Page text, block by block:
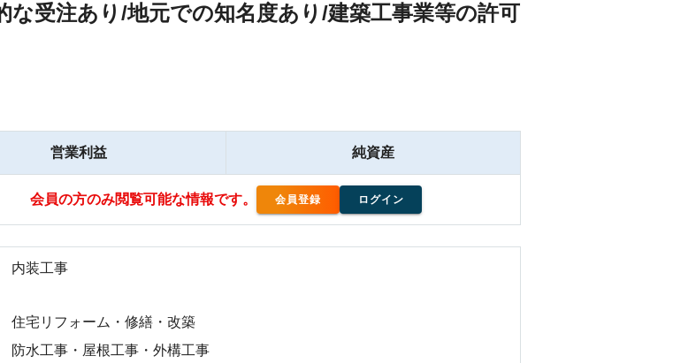
な受注あり/地元での知名度あり/建築工事業等の許可
営業利益
会員の方のみ閲覧可能な情報です。 会員登録 ログイン
純資産
内装工事
宅リフォーム・修繕・改築
水工事・屋根工事・外構工事